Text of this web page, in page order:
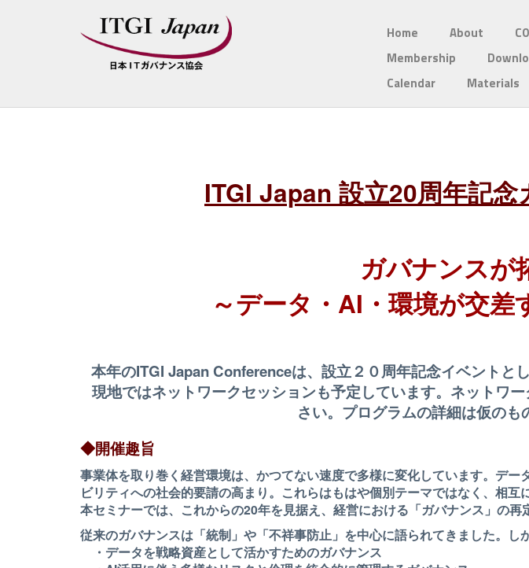
Home About
Membership
Calendar
Materials
ITGI Japan 設立20周年記
ガバナンスが
～データ・AI・環境が交
本年のITGI Japan Conferenceは、設立２０周年記念イベントと
現地ではネットワークセッションも予定しています。ネットワー
さい。プログラムの詳細は仮のも
◆開催趣旨
事業体を取り巻く経営環境は、かつてない速度で多様に変化しています。デ
ビリティへの社会的要請の高まり。これらはもはや個別テーマではなく、相
本セミナーでは、これからの20年を見据え、経営における「ガバナンス」の再
従来のガバナンスは「統制」や「不祥事防止」を中心に語られてきました。し
・データを戦略資産として活かすためのガバナンス